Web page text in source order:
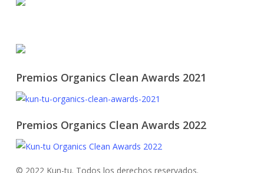
Premios Organics Clean Awards 2021
Premios Organics Clean Awards 2022
© 2022 Kun-tu. Todos los derechos reservados.